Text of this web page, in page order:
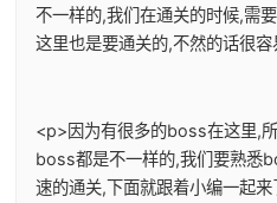
不一样的,我们在通关的时候,需
这里也是要通关的,不然的话很
<p>因为有很多的boss在这里,
boss都是不一样的,我们要熟悉
速的通关,下面就跟着小编一起